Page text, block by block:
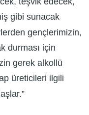
gibi sunacak
gençlerimizin,
durması için
gerek alkollü
üreticileri ilgili